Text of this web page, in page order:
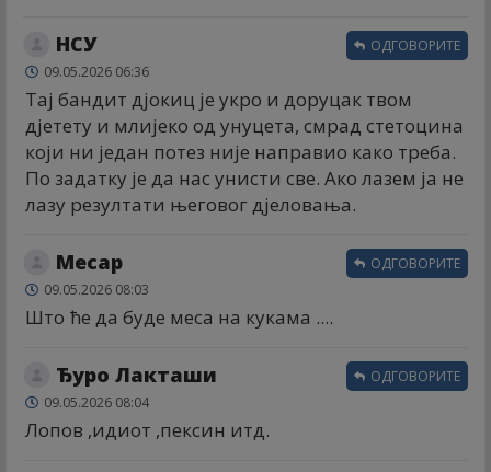
НСУ
09.05.2026 06:36
Тај бандит дјокиц је укро и доруцак твом
дјетету и млијеко од унуцета, смрад стетоцина
који ни један потез није направио како треба.
По задатку је да нас унисти све. Ако лазем ја не
лазу резултати његовог дјеловања.
ОДГОВОРИТЕ
Месар
09.05.2026 08:03
Што ће да буде меса на кукама ....
ОДГОВОРИТЕ
Ђуро Лакташи
09.05.2026 08:04
Лопов ,идиот ,пексин итд.
ОДГОВОРИТЕ